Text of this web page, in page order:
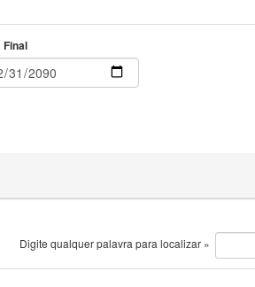
Final
Digite qualquer palavra para localizar »